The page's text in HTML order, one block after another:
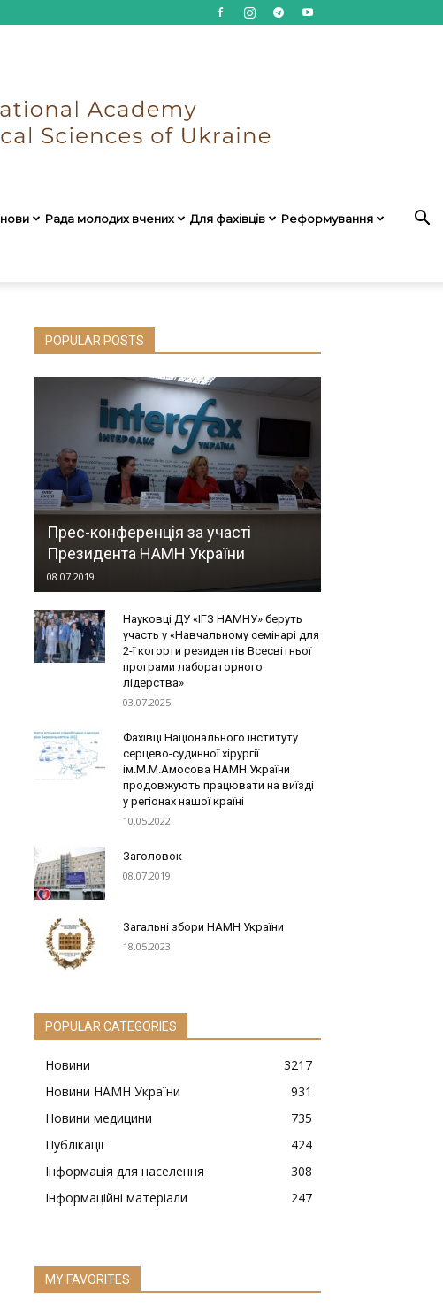
Рада молодих вчених Для фахівців Реформування
POPULAR POSTS
Прес-конференція за участі
Президента НАМН України
08.07.2019
Науковці ДУ «ІГЗ НАМНУ» беруть
участь у «Навчальному семінарі для
2-ї когорти резидентів Всесвітньої
програми лабораторного
лідерства»
03.07.2025
Фахівці Національного інституту
серцево-судинної хірургії
ім.М.М.Амосова НАМН України
продовжують працювати на виїзді
у регіонах нашої країні
10.05.2022
Заголовок
08.07.2019
Загальні збори НАМН України
18.05.2023
POPULAR CATEGORIES
Новини
3217
Новини НАМН України
931
Новини медицини
735
Публікації
424
Інформація для населення
308
Інформаційні матеріали
247
MY FAVORITES